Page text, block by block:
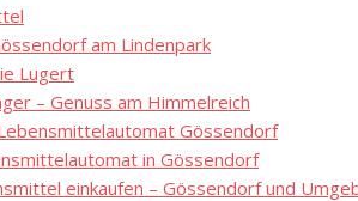
am Lindenpark
Lugert
– Genuss am Himmelreich
Gössendorf
in Gössendorf
einkaufen – Gössendorf und